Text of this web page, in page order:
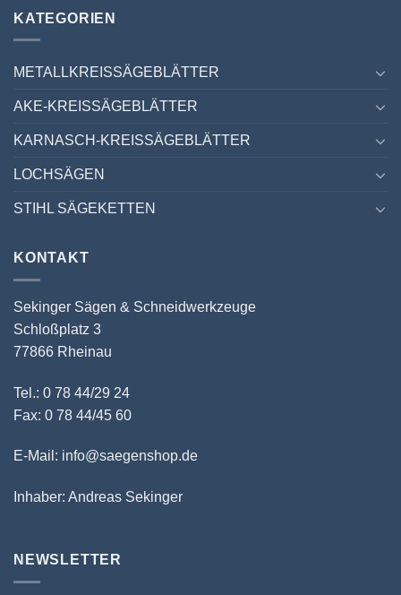
KATEGORIEN
METALLKREISSÄGEBLÄTTER
AKE-KREISSÄGEBLÄTTER
KARNASCH-KREISSÄGEBLÄTTER
LOCHSÄGEN
STIHL SÄGEKETTEN
KONTAKT
Sekinger Sägen & Schneidwerkzeuge
Schloßplatz 3
77866 Rheinau
Tel.: 0 78 44/29 24
Fax: 0 78 44/45 60
E-Mail: info@saegenshop.de
Inhaber: Andreas Sekinger
NEWSLETTER